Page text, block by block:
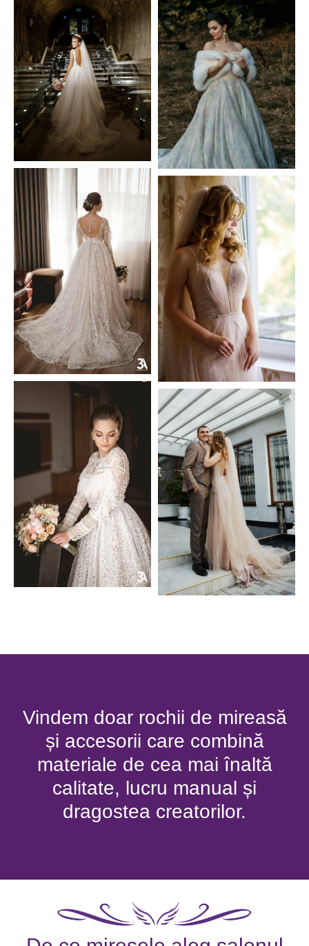
Vindem doar rochii de mireasă
și accesorii care combină
materiale de cea mai înaltă
calitate, lucru manual și
dragostea creatorilor.